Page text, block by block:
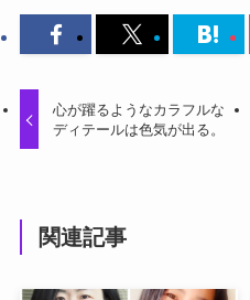
心が躍るようなカラフルな
ディテールは色気が出る。
関連記事